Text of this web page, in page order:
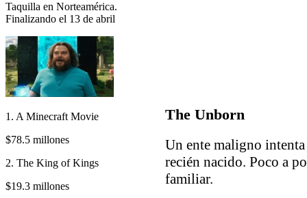
Taquilla en Norteamérica.
Finalizando el 13 de abril
1. A Minecraft Movie
$78.5 millones
2. The King of Kings
$19.3 millones
The Unborn
Un ente maligno
recién nacido. Poco a
familiar.